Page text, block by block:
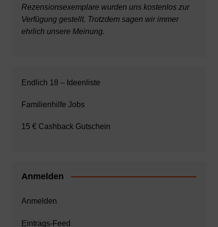
Rezensionsexemplare wurden uns kostenlos zur
Verfügung gestellt. Trotzdem sagen wir immer
ehrlich unsere Meinung.
Endlich 18 – Ideenliste
Familienhilfe Jobs
15 € Cashback Gutschein
Anmelden
Anmelden
Eintrags-Feed